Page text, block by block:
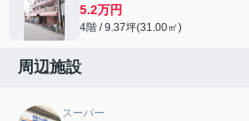
5.2万円
4階 / 9.37坪(31.00㎡)
周辺施設
スーパー